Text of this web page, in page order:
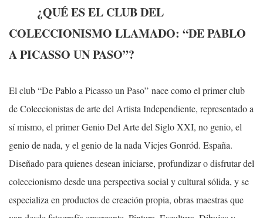
¿QUÉ ES EL CLUB DEL
COLECCIONISMO LLAMADO: “DE PABLO
A PICASSO UN PASO”?
El club “De Pablo a Picasso un Paso” nace como el primer club
de Coleccionistas de arte del Artista Independiente, representado a
sí mismo, el primer Genio Del Arte del Siglo XXI, no genio, el
genio de nada, y el genio de la nada Vicjes Gonród. España.
Diseñado para quienes desean iniciarse, profundizar o disfrutar del
coleccionismo desde una perspectiva social y cultural sólida, y se
especializa en productos de creación propia, obras maestras que